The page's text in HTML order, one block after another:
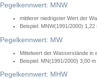
Pegelkennwert: MNW
mittlerer niedrigster Wert der
Beispiel: MNW(1991/2000) 1,22
Pegelkennwert: MW
Mittelwert der Wasserstände in
Beispiel: MN(1991/2000) 3,00 m
Pegelkennwert: MHW